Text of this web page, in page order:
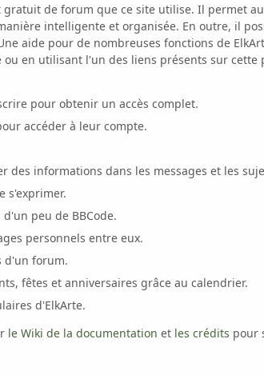
de forum que ce site utilise. Il permet
intelligente et organisée. En outre, il
aide pour de nombreuses fonctions de
en utilisant l'un des liens présents sur cette
pour obtenir un accès complet.
accéder à leur compte.
informations dans les messages et les
s'exprimer.
peu de BBCode.
personnels entre eux.
d'un forum.
fêtes et anniversaires grâce au calendrier.
d'ElkArte.
le Wiki de la documentation et les crédits pour